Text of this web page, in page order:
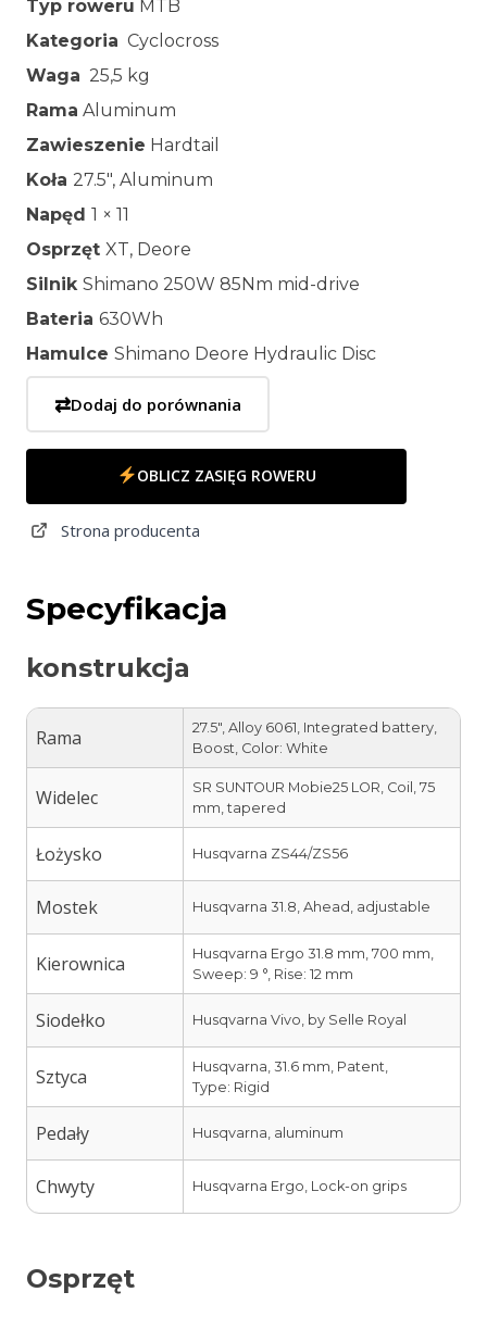
Typ roweru MTB
Kategoria Cyclocross
Waga 25,5 kg
Rama Aluminum
Zawieszenie Hardtail
Koła 27.5″, Aluminum
Napęd 1 × 11
Osprzęt XT, Deore
Silnik Shimano 250W 85Nm mid-drive
Bateria 630Wh
Hamulce Shimano Deore Hydraulic Disc
⇄Dodaj do porównania
OBLICZ ZASIĘG ROWERU
Strona producenta
Specyfikacja
konstrukcja
Rama
27.5″, Alloy 6061, Integrated battery,
Boost, Color: White
Widelec
SR SUNTOUR Mobie25 LOR, Coil, 75
mm, tapered
Łożysko Husqvarna ZS44/ZS56
Mostek Husqvarna 31.8, Ahead, adjustable
Kierownica
Husqvarna Ergo 31.8 mm, 700 mm,
Sweep: 9 °, Rise: 12 mm
Siodełko Husqvarna Vivo, by Selle Royal
Sztyca
Husqvarna, 31.6 mm, Patent,
Type: Rigid
Pedały Husqvarna, aluminum
Chwyty Husqvarna Ergo, Lock-on grips
Osprzęt